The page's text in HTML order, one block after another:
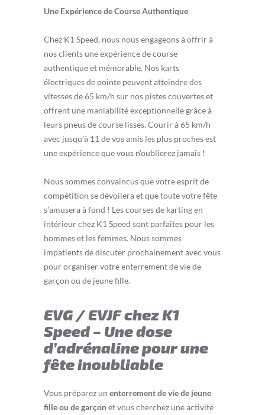
Une Expérience de Course Authentique
Chez K1 Speed, nous nous engageons à offrir à
nos clients une expérience de course
authentique et mémorable. Nos karts
électriques de pointe peuvent atteindre des
vitesses de 65 km/h sur nos pistes couvertes et
offrent une maniabilité exceptionnelle grâce à
leurs pneus de course lisses. Courir à 65 km/h
avec jusqu’à 11 de vos amis les plus proches est
une expérience que vous n’oublierez jamais !
Nous sommes convaincus que votre esprit de
compétition se dévoilera et que toute votre fête
s’amusera à fond ! Les courses de karting en
intérieur chez K1 Speed sont parfaites pour les
hommes et les femmes. Nous sommes
impatients de discuter prochainement avec vous
pour organiser votre enterrement de vie de
garçon ou de jeune fille.
EVG / EVJF chez K1
Speed – Une dose
d’adrénaline pour une
fête inoubliable
Vous préparez un enterrement de vie de jeune
fille ou de garçonet vous cherchez une activité